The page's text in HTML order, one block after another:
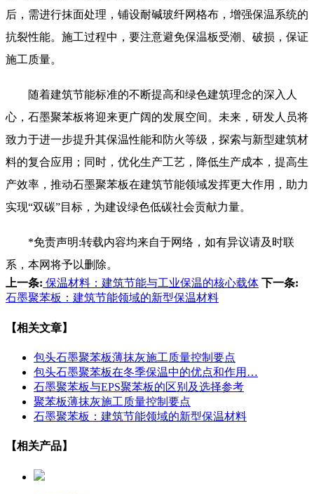
后，需进行抹面处理，铺设耐碱玻纤网格布，增强保温系统的
抗裂性能。施工过程中，要注意避免保温板受潮、破损，保证
施工质量。
随着建筑节能标准的不断提高和绿色建筑理念的深入人
心，石墨聚苯板将迎来更广阔的发展空间。未来，研发人员将
致力于进一步提升其保温性能和防火等级，探索与新型建筑材
料的复合应用；同时，优化生产工艺，降低生产成本，提高生
产效率，推动石墨聚苯板在建筑节能领域发挥更大作用，助力
实现“双碳”目标，为建设绿色低碳社会贡献力量。
*免责声明:转载内容均来自于网络，如有异议请及时联
系，本网将予以删除。
上一条: 保温材料：建筑节能与工业保温的核心载体 下一条:
石墨聚苯板：建筑节能领域的新型保温材料
【相关文章】
包头石墨聚苯板薄抹灰施工质量控制要点
包头石墨聚苯板在冬季保温中的优点和作用…
石墨聚苯板与EPS聚苯板的区别及选择参考
聚苯板薄抹灰施工质量控制要点
石墨聚苯板：建筑节能领域的新型保温材料
【相关产品】